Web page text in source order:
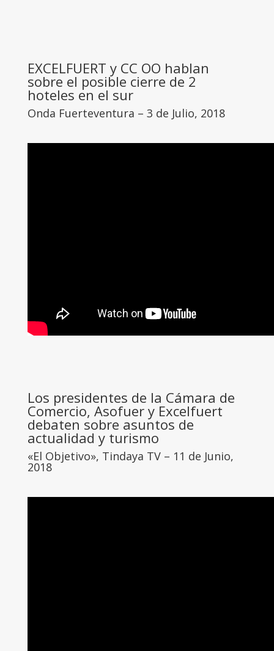
EXCELFUERT y CC OO hablan
sobre el posible cierre de 2
hoteles en el sur
Onda Fuerteventura – 3 de Julio, 2018
Los presidentes de la Cámara de
Comercio, Asofuer y Excelfuert
debaten sobre asuntos de
actualidad y turismo
«El Objetivo», Tindaya TV – 11 de Junio,
2018